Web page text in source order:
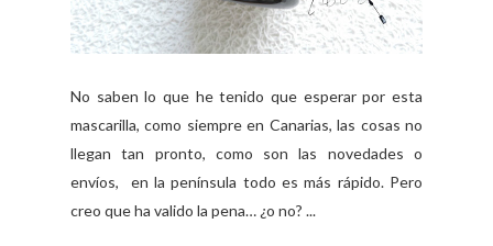
No saben lo que he tenido que esperar por esta
mascarilla, como siempre en Canarias, las cosas no
llegan tan pronto, como son las novedades o
envíos, en la península todo es más rápido. Pero
creo que ha valido la pena… ¿o no? ...